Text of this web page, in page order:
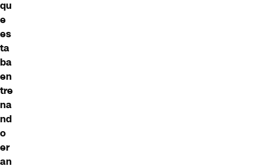
qu
e
es
ta
ba
en
tre
na
nd
o
er
an